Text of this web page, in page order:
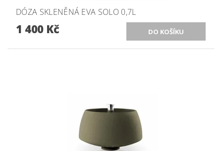
DÓZA SKLENĚNÁ EVA SOLO 0,7L
1 400 Kč